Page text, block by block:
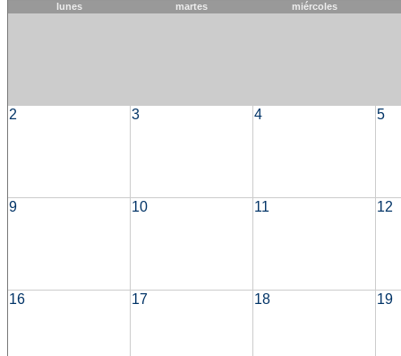
lunes
martes miércoles
2 3 4 5
9 10 11 12
16 17 18 19